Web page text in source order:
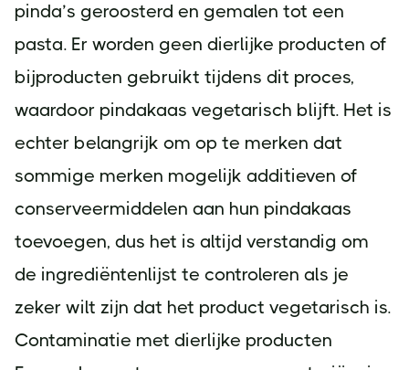
pinda’s geroosterd en gemalen tot een
pasta. Er worden geen dierlijke producten of
bijproducten gebruikt tijdens dit proces,
waardoor pindakaas vegetarisch blijft. Het is
echter belangrijk om op te merken dat
sommige merken mogelijk additieven of
conserveermiddelen aan hun pindakaas
toevoegen, dus het is altijd verstandig om
de ingrediëntenlijst te controleren als je
zeker wilt zijn dat het product vegetarisch is.
Contaminatie met dierlijke producten